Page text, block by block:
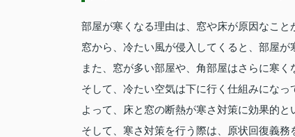
部屋が寒くなる理由は、窓や床が原因なこと
窓から、冷たい風が侵入してくると、部屋が
また、窓が多い部屋や、角部屋はさらに寒く
そして、冷たい空気は下に行く仕組みになっ
よって、床と窓の断熱が寒さ対策に効果的と
そして、寒さ対策を行う際は、原状回復義務